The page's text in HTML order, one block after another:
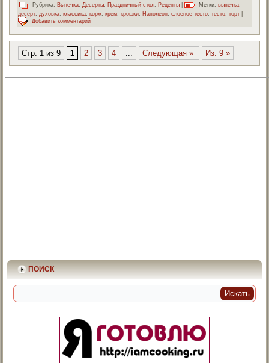
Рубрика: Выпечка,Десерты, Праздничный стол, Рецепты Метки: выпечка,
десерт,духовка,классика,корж,крем,крошки, Наполеон,слоеное тесто,тесто,торт
Добавить комментарий
Стр. 1 из 9 1 2 3 4 ... Следующая » Из: 9 »
ПОИСК